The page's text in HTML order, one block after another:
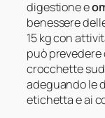
digestione e
benessere
15 kg con
può prevedere
crocchette
adeguando le
etichetta e ai